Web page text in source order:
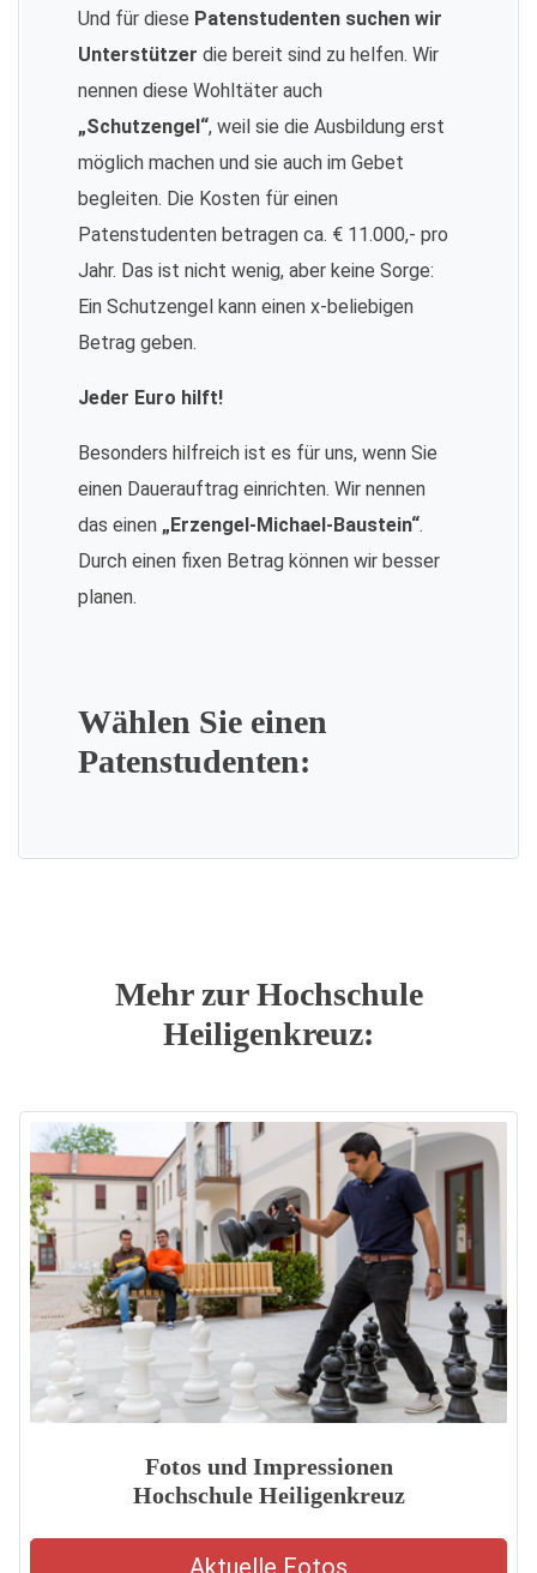
Und für diese Patenstudenten suchen wir
Unterstützer die bereit sind zu helfen. Wir
nennen diese Wohltäter auch
„Schutzengel“, weil sie die Ausbildung erst
möglich machen und sie auch im Gebet
begleiten. Die Kosten für einen
Patenstudenten betragen ca. € 11.000,- pro
Jahr. Das ist nicht wenig, aber keine Sorge:
Ein Schutzengel kann einen x-beliebigen
Betrag geben.
Jeder Euro hilft!
Besonders hilfreich ist es für uns, wenn Sie
einen Dauerauftrag einrichten. Wir nennen
das einen „Erzengel-Michael-Baustein“.
Durch einen fixen Betrag können wir besser
planen.
Wählen Sie einen
Patenstudenten:
Mehr zur Hochschule
Heiligenkreuz:
Fotos und Impressionen
Hochschule Heiligenkreuz
Aktuelle Fotos